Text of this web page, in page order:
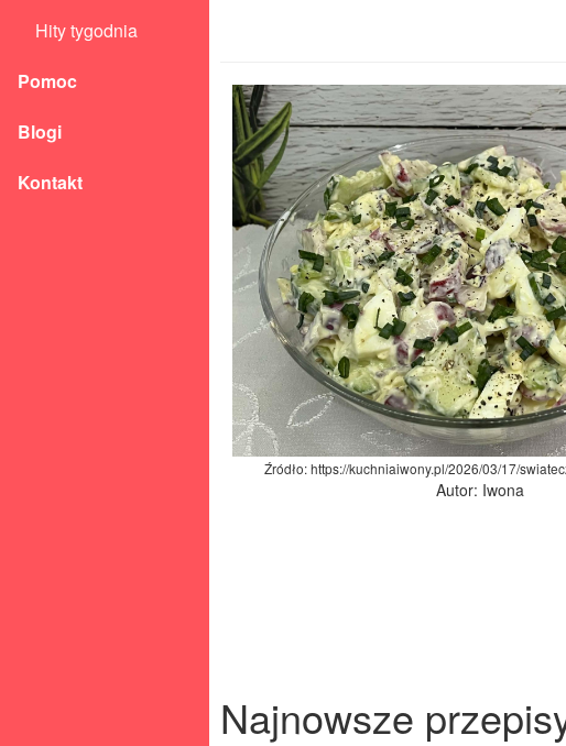
Hity tygodnia
Pomoc
Blogi
Kontakt
Źródło: https://kuchniaiwony.pl/2026/03/17/
Autor: Iwona
Najnowsze